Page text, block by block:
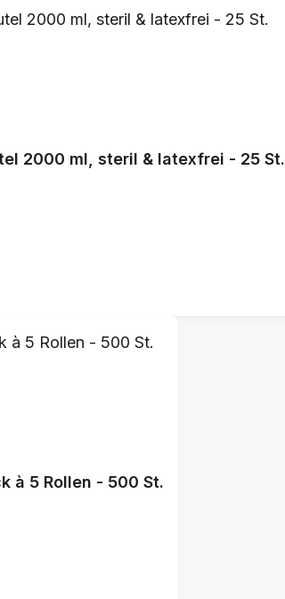
2000 ml, steril & latexfrei - 25 St.
5 Pack à 5 Rollen - 500 St.